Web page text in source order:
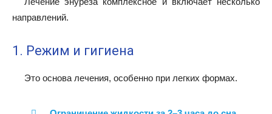
направлений.
1. Режим и гигиена
Это основа лечения, особенно при легких формах.